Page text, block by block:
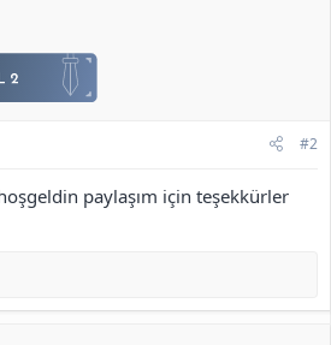
#2
paylaşım için teşekkürler